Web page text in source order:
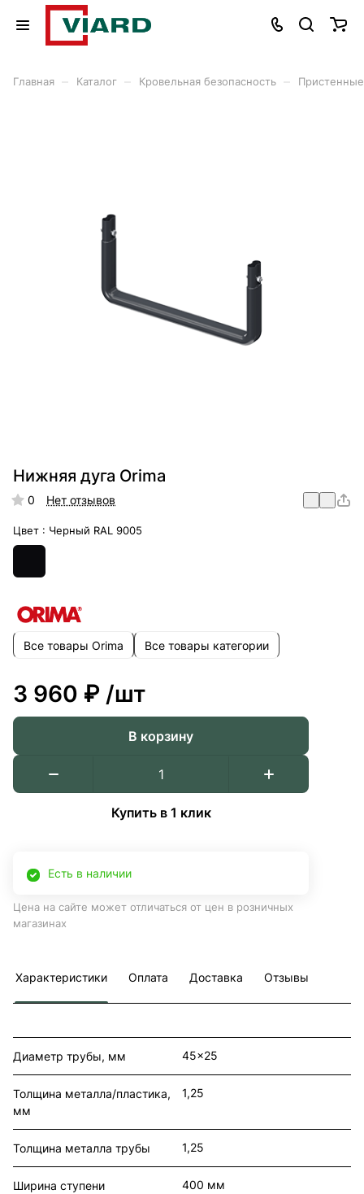
Главная Каталог Кровельная безопасность
Нижняя дуга Orima
0 Нет отзывов
Цвет : Черный RAL 9005
Все товары Orima Все товары категории
3 960 ₽ /шт
В корзину
Купить в 1 клик
Есть в наличии
Цена на сайте может отличаться от цен в розничных
магазинах
Характеристики Оплата Доставка Отзывы
Диаметр трубы, мм 45x25
Толщина металла/пластика,
мм
1,25
Толщина металла трубы 1,25
Ширина ступени 400 мм